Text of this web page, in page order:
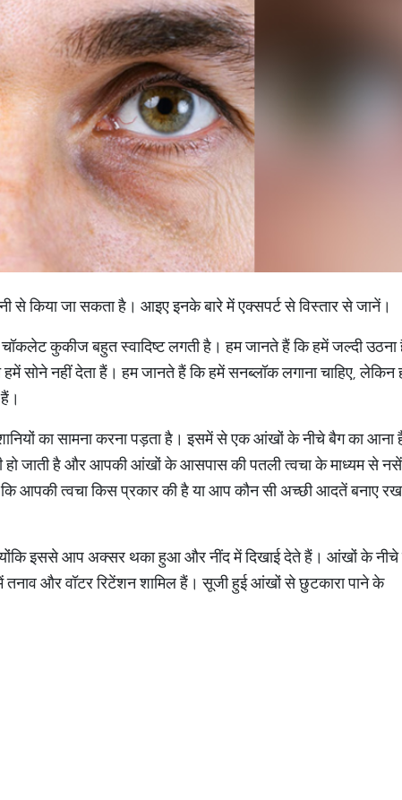
किया जा सकता है। आइए इनके बारे में एक्‍सपर्ट से विस्‍तार से जानें।
कुकीज बहुत स्वादिष्ट लगती है। हम जानते हैं कि हमें जल्दी उठना
सोने नहीं देता हैं। हम जानते हैं कि हमें सनब्लॉक लगाना चाहिए, लेकिन
का सामना करना पड़ता है। इसमें से एक आंखों के नीचे बैग का आना
जाती है और आपकी आंखों के आसपास की पतली त्वचा के माध्यम से नसें
आपकी त्वचा किस प्रकार की है या आप कौन सी अच्छी आदतें बनाए रख
इससे आप अक्सर थका हुआ और नींद में दिखाई देते हैं। आंखों के नीचे
और वॉटर रिटेंशन शामिल हैं। सूजी हुई आंखों से छुटकारा पाने के